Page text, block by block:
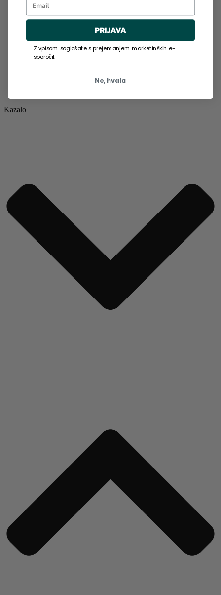
Kazalo
PRIJAVA
Z vpisom soglašate s prejemanjem marketinških e-
sporočil.
Ne, hvala